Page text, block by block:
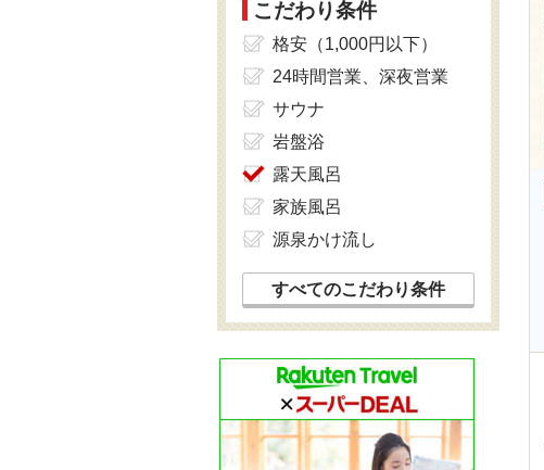
こだわり条件
格安（1,000円以下）
24時間営業、深夜営業
サウナ
岩盤浴
露天風呂
家族風呂
源泉かけ流し
すべてのこだわり条件